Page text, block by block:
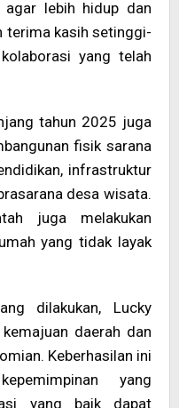
lebih hidup dan
terima kasih setinggi-
yang telah
tahun 2025 juga
fisik sarana
infrastruktur
desa wisata.
juga melakukan
yang tidak layak
dilakukan, Lucky
daerah dan
Keberhasilan ini
yang
yang baik dapat